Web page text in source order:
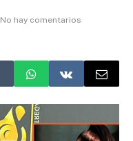
No hay comentarios